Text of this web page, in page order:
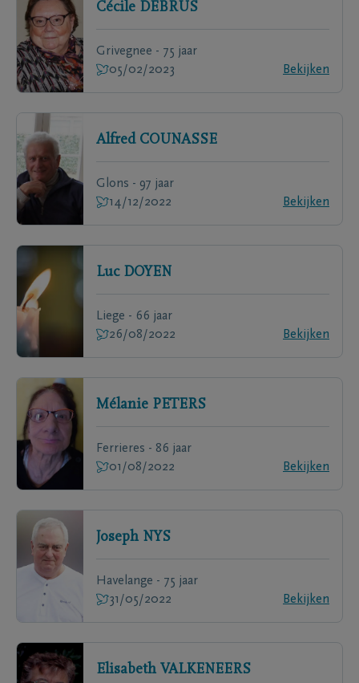
Cécile DEBRUS
Grivegnee - 75 jaar
05/02/2023
Bekijken
Alfred COUNASSE
Glons - 97 jaar
14/12/2022
Bekijken
Luc DOYEN
Liege - 66 jaar
26/08/2022
Bekijken
Mélanie PETERS
Ferrieres - 86 jaar
01/08/2022
Bekijken
Joseph NYS
Havelange - 75 jaar
31/05/2022
Bekijken
Elisabeth VALKENEERS